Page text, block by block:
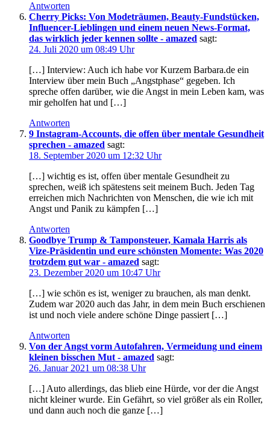
Antworten
Cherry Picks: Von Modeträumen, Beauty-Fundstücken,
Influencer-Lieblingen und einem neuen News-Format,
das wirklich jeder kennen sollte - amazed sagt:
24. Juli 2020 um 08:49 Uhr
[…] Interview: Auch ich habe vor Kurzem Barbara.de ein
Interview über mein Buch „Angstphase“ gegeben. Ich
spreche offen darüber, wie die Angst in mein Leben kam, was
mir geholfen hat und […]
Antworten
9 Instagram-Accounts, die offen über mentale Gesundheit
sprechen - amazed sagt:
18. September 2020 um 12:32 Uhr
[…] wichtig es ist, offen über mentale Gesundheit zu
sprechen, weiß ich spätestens seit meinem Buch. Jeden Tag
erreichen mich Nachrichten von Menschen, die wie ich mit
Angst und Panik zu kämpfen […]
Antworten
Goodbye Trump & Tamponsteuer, Kamala Harris als
Vize-Präsidentin und eure schönsten Momente: Was 2020
trotzdem gut war - amazed sagt:
23. Dezember 2020 um 10:47 Uhr
[…] wie schön es ist, weniger zu brauchen, als man denkt.
Zudem war 2020 auch das Jahr, in dem mein Buch erschienen
ist und noch viele andere schöne Dinge passiert […]
Antworten
Von der Angst vorm Autofahren, Vermeidung und einem
kleinen bisschen Mut - amazed sagt:
26. Januar 2021 um 08:38 Uhr
[…] Auto allerdings, das blieb eine Hürde, vor der die Angst
nicht kleiner wurde. Ein Gefährt, so viel größer als ein Roller,
und dann auch noch die ganze […]